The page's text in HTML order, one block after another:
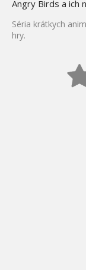
Angry Birds a ich
Séria krátkych
hry.